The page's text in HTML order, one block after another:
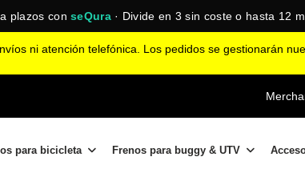
al comprador certificada ·★★★★★ 4,86/5 en Trusted
ni atención telefónica. Los pedidos se gestionarán
para bicicleta Frenos para buggy & UTV